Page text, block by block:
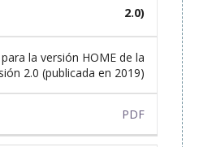
2.0)
la versión HOME de la
2.0 (publicada en 2019)
PDF